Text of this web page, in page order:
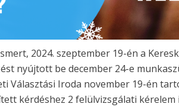
2024. szeptember 19-én a
nyújtott be december 24-e
Választási Iroda november 19-én
kérdéshez 2 felülvizsgálati kérelem